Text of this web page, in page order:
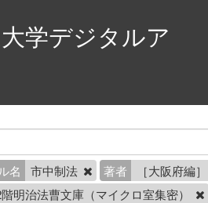
学デジタルア
名 市中制法 著者
［大阪府編
明治法曹文庫（マイクロ室集密）